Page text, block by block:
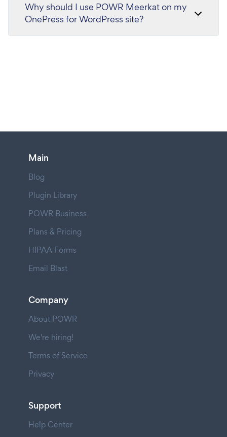
Why should I use POWR Meerkat on my
OnePress for WordPress site?
Main
Blog
Plugin Library
POWR Business
Plans & Pricing
HIPAA Forms
Email Blast
Company
About POWR
We're hiring!
Terms of Service
Privacy
Support
Help Center